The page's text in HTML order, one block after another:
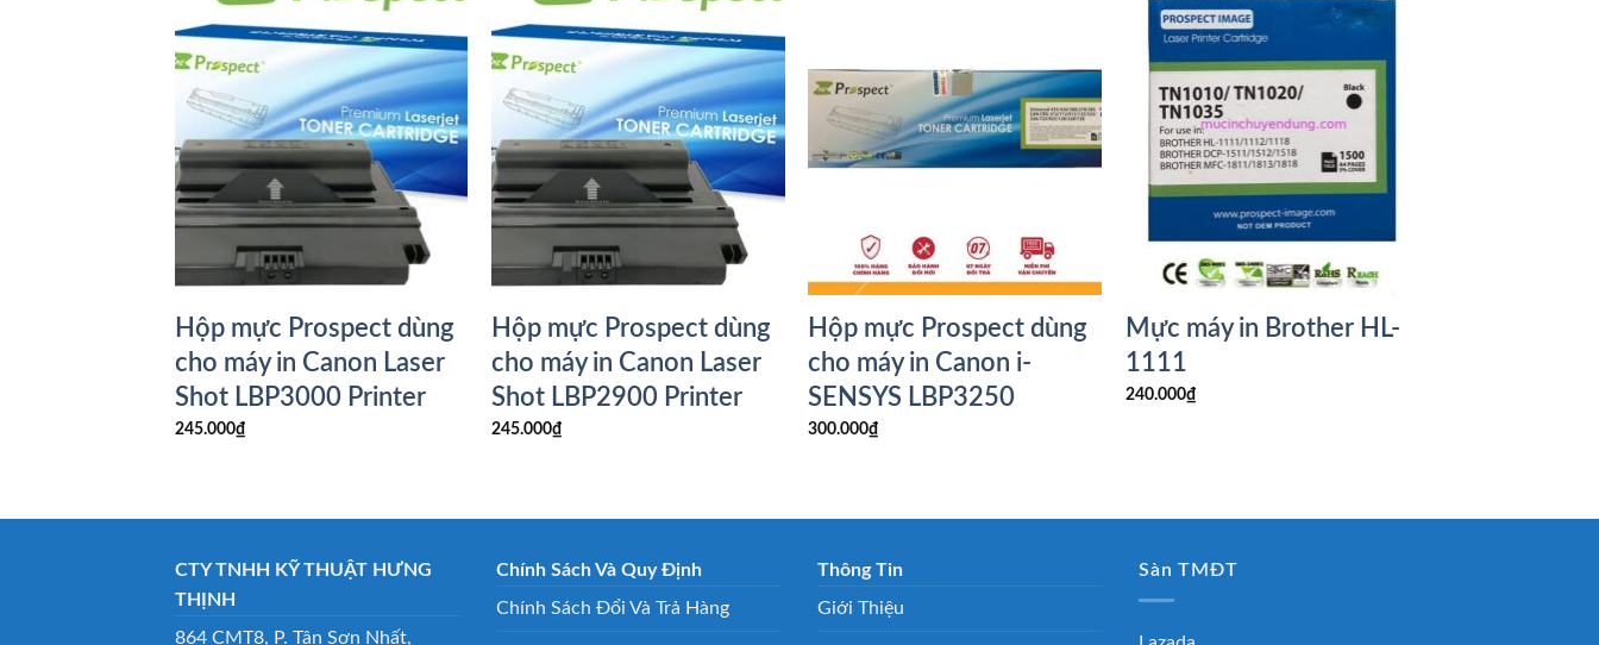
Hộp mực Prospect dùng
cho máy in Canon Laser
Shot LBP3000 Printer
245.000₫
Hộp mực Prospect dùng
cho máy in Canon Laser
Shot LBP2900 Printer
245.000₫
Hộp mực Prospect dùng
cho máy in Canon i-
SENSYS LBP3250
300.000₫
Mực máy in Brother HL-
1111
240.000₫
CTY TNHH KỸ THUẬT HƯNG
THỊNH
864 CMT8, P. Tân Sơn Nhất,
Chính Sách Và Quy Định
Chính Sách Đổi Và Trả Hàng
Thông Tin
Giới Thiệu
Sàn TMĐT